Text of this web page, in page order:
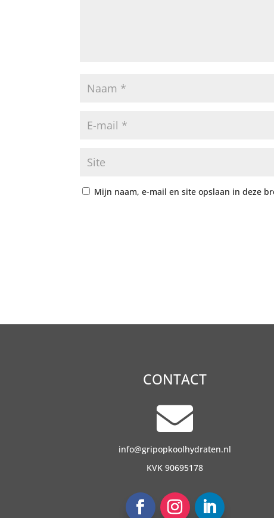
Mijn naam, e-mail en site opslaan in deze
CONTACT

info@gripopkoolhydraten.nl
KVK 90695178